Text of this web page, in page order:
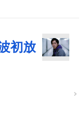
初放